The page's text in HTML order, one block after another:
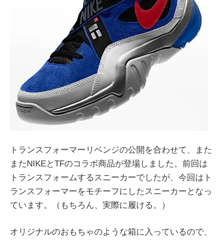
トランスフォーマーリベンジの公開を合わせて、また
またNIKEとTFのコラボ商品が登場しました。前回は
トランスフォームするスニーカーでしたが、今回はト
ランスフォーマーをモチーフにしたスニーカーとなっ
ています。（もちろん、実際に履ける。）
オリジナルのおもちゃのような箱に入っているので、